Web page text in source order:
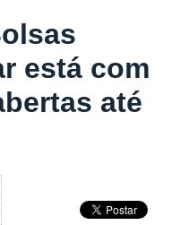
está com
até